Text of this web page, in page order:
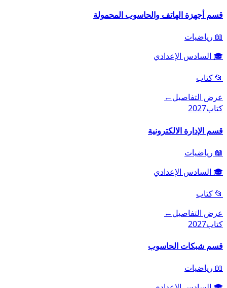
قسم أجهزة الهاتف والحاسوب المحمولة
📖 رياضيات
🎓 السادس الإعدادي
📂 كتاب
عرض التفاصيل←
كتاب2027
قسم الإدارة الالكترونية
📖 رياضيات
🎓 السادس الإعدادي
📂 كتاب
عرض التفاصيل←
كتاب2027
قسم شبكات الحاسوب
📖 رياضيات